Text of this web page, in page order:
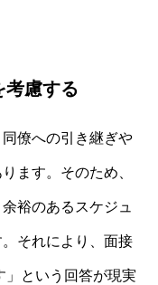
考慮する
僚への引き継ぎや
ます。そのため、
裕のあるスケジュ
それにより、面接
という回答が現実